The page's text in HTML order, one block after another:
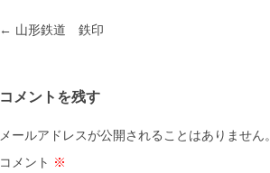
投稿ナビゲーション
← 山形鉄道 鉄印
コメントを残す
メールアドレスが公開されることはありません。
コメント ※